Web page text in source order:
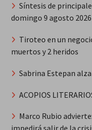
Síntesis de
domingo 9 agosto 2026
Tiroteo en un
muertos y 2 heridos
Sabrina Estepan
ACOPIOS
Marco Rubio